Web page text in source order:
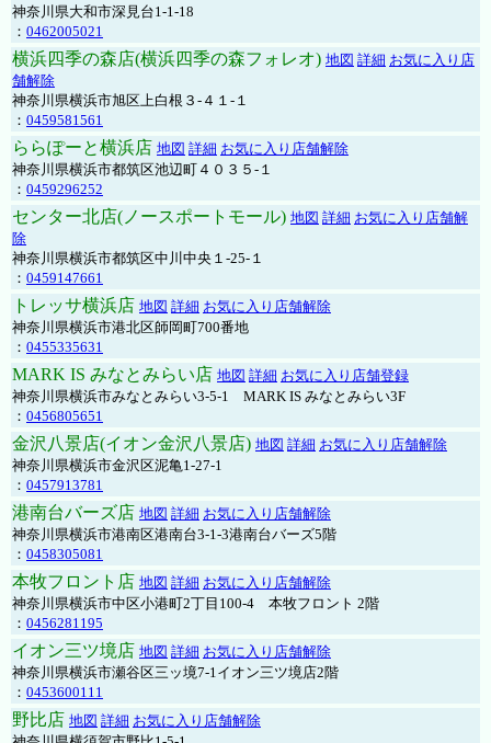
神奈川県大和市深見台1-1-18
： 0462005021
横浜四季の森店(横浜四季の森フォレオ) 地図 詳細 お気に入り店
舗解除
神奈川県横浜市旭区上白根３-４１-１
： 0459581561
ららぽーと横浜店 地図 詳細 お気に入り店舗解除
神奈川県横浜市都筑区池辺町４０３５-１
： 0459296252
センター北店(ノースポートモール) 地図 詳細 お気に入り店舗解
除
神奈川県横浜市都筑区中川中央１-25-１
： 0459147661
トレッサ横浜店 地図 詳細 お気に入り店舗解除
神奈川県横浜市港北区師岡町700番地
： 0455335631
MARK IS みなとみらい店 地図 詳細 お気に入り店舗登録
神奈川県横浜市みなとみらい3-5-1 MARK IS みなとみらい3F
： 0456805651
金沢八景店(イオン金沢八景店) 地図 詳細 お気に入り店舗解除
神奈川県横浜市金沢区泥亀1-27-1
： 0457913781
港南台バーズ店 地図 詳細 お気に入り店舗解除
神奈川県横浜市港南区港南台3-1-3港南台バーズ5階
： 0458305081
本牧フロント店 地図 詳細 お気に入り店舗解除
神奈川県横浜市中区小港町2丁目100-4 本牧フロント 2階
： 0456281195
イオン三ツ境店 地図 詳細 お気に入り店舗解除
神奈川県横浜市瀬谷区三ッ境7-1イオン三ツ境店2階
： 0453600111
野比店 地図 詳細 お気に入り店舗解除